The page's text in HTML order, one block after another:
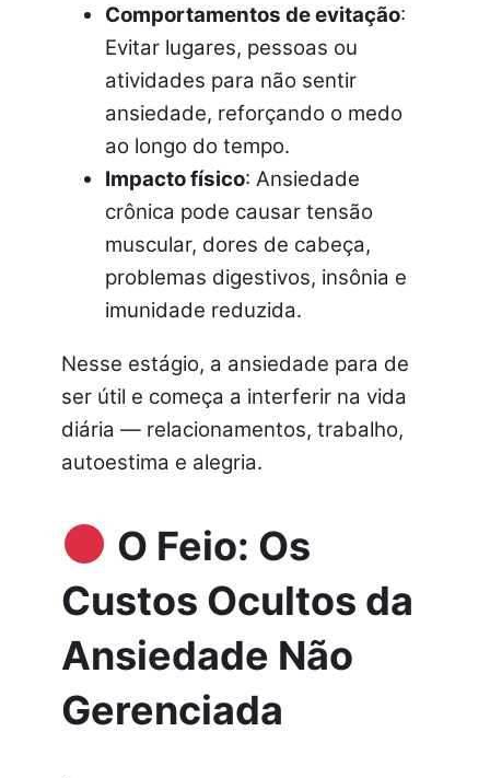
Comportamentos de evitação:
Evitar lugares, pessoas ou
atividades para não sentir
ansiedade, reforçando o medo
ao longo do tempo.
Impacto físico: Ansiedade
crônica pode causar tensão
muscular, dores de cabeça,
problemas digestivos, insônia e
imunidade reduzida.
Nesse estágio, a ansiedade para de
ser útil e começa a interferir na vida
diária — relacionamentos, trabalho,
autoestima e alegria.
O Feio: Os
Custos Ocultos da
Ansiedade Não
Gerenciada